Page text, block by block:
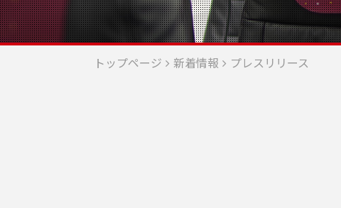
トップページ 新着情報 プレスリリース